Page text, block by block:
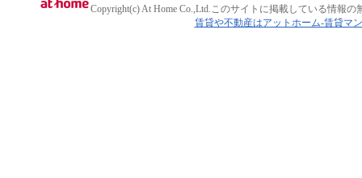
Copyright(c) At Home Co.,Ltd.このサイトに掲載している情報の
賃貸や不動産はアットホーム-賃貸マ